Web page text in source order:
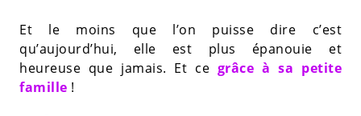
Et le moins que l’on puisse dire c’est
qu’aujourd’hui, elle est plus épanouie et
heureuse que jamais. Et ce grâce à sa petite
famille !